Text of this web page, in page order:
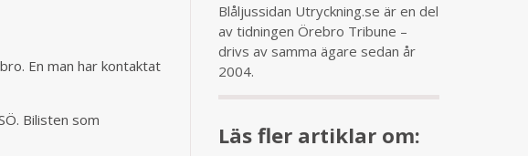
En man har kontaktat
Bilisten som
Blåljussidan Utryckning.se är en del
av tidningen Örebro Tribune –
drivs av samma ägare sedan år
2004.
Läs fler artiklar om: